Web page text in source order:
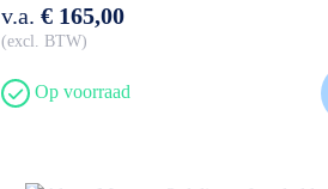
v.a. € 165,00
excl. BTW
Op voorraad